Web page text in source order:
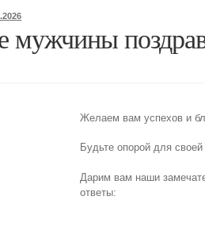
мужчины
Желаем вам успехов и
Будьте опорой для
Дарим вам наши
ответы: